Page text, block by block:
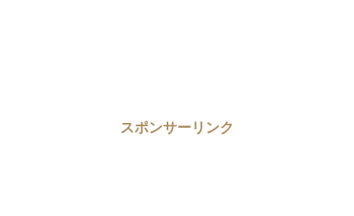
スポンサーリンク